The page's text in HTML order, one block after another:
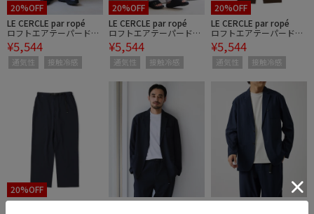
20%OFF
LE CERCLE par ropé
ロフトエアテーパードイ
ージーパンツ/セットア
ップ対応/接触冷感/UVケ
ア
¥5,544
通気性 接触冷感
20%OFF
LE CERCLE par ropé
ロフトエアテーパードイ
ージーパンツ/セットア
ップ対応/接触冷感/UVケ
ア
¥5,544
通気性 接触冷感
20%OFF
LE CERCLE par ropé
ロフトエアテーパードイ
ージーパンツ/セットア
ップ対応/接触冷感/UVケ
ア
¥5,544
通気性 接触冷感
20%OFF
LE CERCLE par ropé